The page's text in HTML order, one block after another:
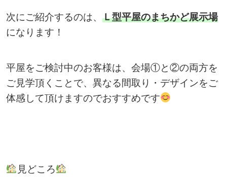
次にご紹介するのは、 Ｌ型平屋のまちかど展示場
になります！
平屋をご検討中のお客様は、会場①と②の両方を
ご見学頂くことで、異なる間取り・デザインをご
体感して頂けますのでおすすめです
見どころ